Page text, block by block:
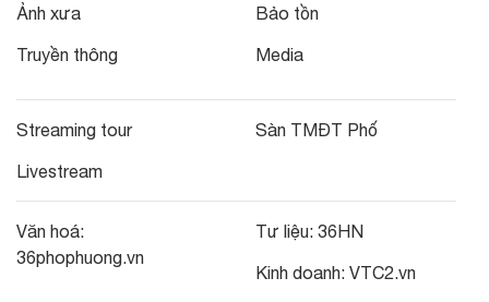
Ảnh xưa
Truyền thông
Bảo tồn
Media
Streaming tour
Livestream
Sàn TMĐT Phố
Văn hoá:
36phophuong.vn
Tư liệu: 36HN
Kinh doanh: VTC2.vn